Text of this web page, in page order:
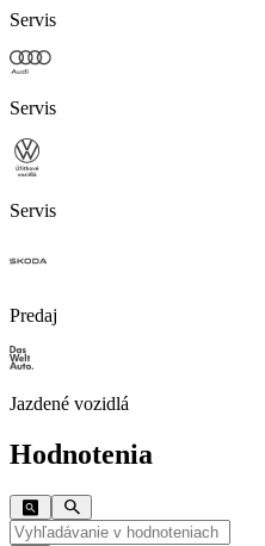
Servis
Servis
Servis
Predaj
Jazdené vozidlá
Hodnotenia